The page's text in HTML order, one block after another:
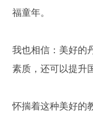
福童年。
我也相信：美好的
素质，还可以提升
怀揣着这种美好的